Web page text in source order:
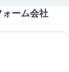
ーム会社